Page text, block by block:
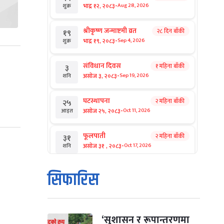
शुक्र भाद्र १२, २०८३-Aug 28, 2026
१९
शुक्र
श्रीकृष्ण जन्माष्टमी व्रत
भाद्र १९, २०८३-Sep 4, 2026
२८ दिन बाँकी
३
शनि
संविधान दिवस
असोज ३, २०८३-Sep 19, 2026
१ महिना बाँकी
२५
आइत
घटस्थापना
असोज २५, २०८३-Oct 11, 2026
२ महिना बाँकी
३१
शनि
फूलपाती
असोज ३१ , २०८३-Oct 17, 2026
२ महिना बाँकी
१
आइत
कार्तिक सङ्क्रान्ति
कार्तिक १, २०८३
मंगल कार्तिक ३, २०८३-Oct 20, 2026
सिफारिस
‘सुशासन र रूपान्तरणमा